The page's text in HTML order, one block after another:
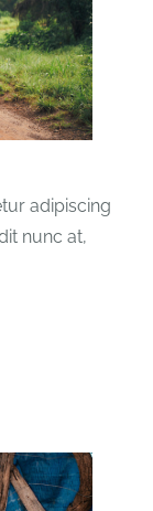
adipiscing
nunc at,